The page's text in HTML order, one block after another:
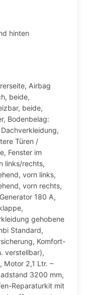
hinten
Airbag
beide,
beide,
Bodenbelag:
Türen /
Fenster im
links/rechts,
vorn links,
vorn rechts,
180 A,
gehobene
Standard,
Komfort-
verstellbar),
Motor 2,1 Ltr. –
3200 mm,
Reparaturkit mit